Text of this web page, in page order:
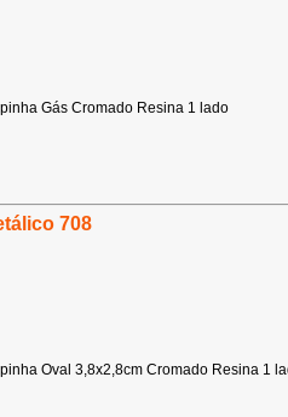
Gás Cromado Resina 1 lado
708
Oval 3,8x2,8cm Cromado Resina 1